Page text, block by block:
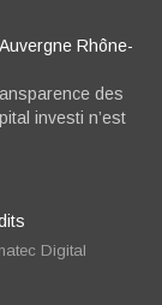
Rhône-
des
investi n’est
Digital